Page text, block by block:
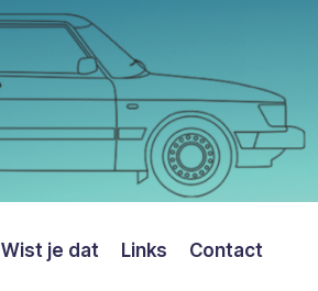
Wist je dat Links Contact